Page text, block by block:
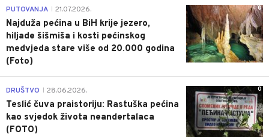
0
PUTOVANJA 21.07.2026.
Najduža pećina u BiH krije jezero,
hiljade šišmiša i kosti pećinskog
medvjeda stare više od 20.000 godina
(Foto)
0
DRUŠTVO 28.06.2026.
Teslić čuva praistoriju: Rastuška pećina
kao svjedok života neandertalaca
(FOTO)